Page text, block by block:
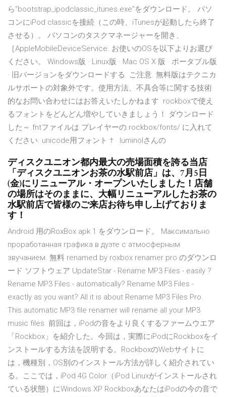
ら“bootstrap_ipodclassic_itunes.exe”をダウンロード。 パソ
コンにiPod classicを接続（この時、iTunesが起動したら終了
させる）。 パソコンのタスクマネージャーを開き、
［AppleMobileDeviceService. お使いのOSを以下よりお選び
ください。 Windows版 · Linux版 · Mac OS X 版 · ポータブル版
· 旧バージョンをダウンロードする. ご注意. 無料版はテクニカ
ルサポートの対象外です。使用方法、不具合等に関する技術
的なお問い合わせにはお答えいたしかねます rockboxで使え
るフォントをどんどん増やしていきましょう！ ダウンロード
した～.fntファイルは プレイヤーの.rockbox/fonts/ に入れて
ください. unicode用フォント † · luminolさんの
ディスクユニオン都内最大の売場面積を誇る当店
「ディスクユニオンお茶の水駅前店」は、7月5日
(金)にリニューアル・オープンいたしました！店舗
の場所はそのままに、大幅リニューアルしたお茶の
水駅前店で皆様のご来店お待ち申し上げておりま
す！
Android 用のRoxBox apk 1 をダウンロード。 Максимально
проработанная графика в дуэте с атмосферным
звучанием. 無料 renamed by roxbox renamer pro のダウンロ
ード ソフトウェア UpdateStar - Rename MP3 Files - easily ?
Rename MP3 Files - automatically? Rename MP3 Files -
exactly as you want? All it is about Rename MP3 Files Pro.
This automatic MP3 file renamer will rename all your MP3
music files. 前回は，iPodの音をより良くするファームウエア
「Rockbox」を紹介した。今回は，実際にiPodにRockboxをイ
ンストールする方法を説明する。RockboxのWebサイトに
は，機種別，OS別のインストール方法が詳しく紹介されてい
る。ここでは，iPod 4G Color（iPod Linuxがインストールされ
ている状態）にWindows XP RockboxあなたはiPodの今の音で